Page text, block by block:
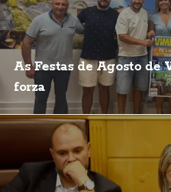
As Festas de Agosto de
forza